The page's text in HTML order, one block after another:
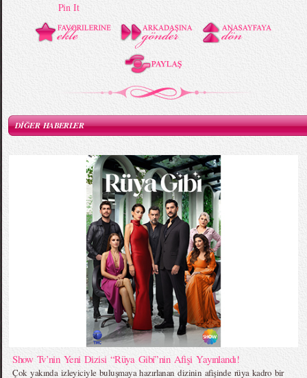
Pin It
DİĞER HABERLER
Show Tv’nin Yeni Dizisi “Rüya Gibi”nin Afişi Yayınlandı!
Çok yakında izleyiciyle buluşmaya hazırlanan dizinin afişinde rüya kadro bir